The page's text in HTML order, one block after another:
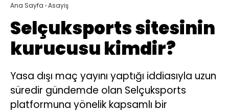
Ana Sayfa ›Asayiş
Selçuksports sitesinin
kurucusu kimdir?
Yasa dışı maç yayını yaptığı iddiasıyla uzun
süredir gündemde olan Selçuksports
platformuna yönelik kapsamlı bir